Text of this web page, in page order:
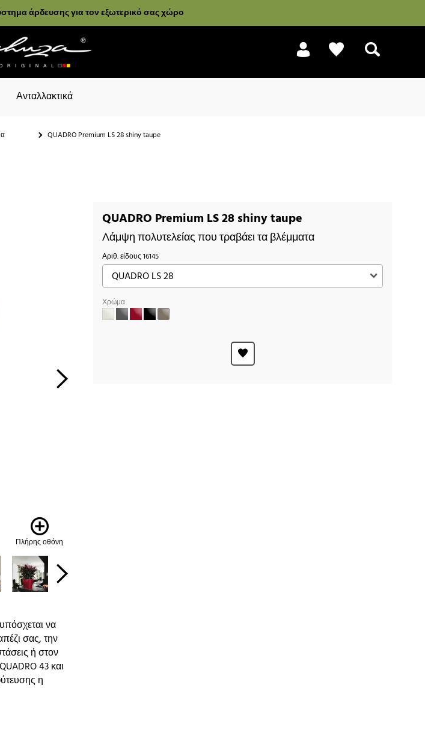
άρδευσης για τον εξωτερικό σας χώρο
Ανταλλακτικά
QUADRO Premium LS 28 shiny taupe
Πλήρης οθόνη
QUADRO Premium LS 28 shiny taupe
Λάμψη πολυτελείας που τραβάει τα βλέμματα
Αριθ. είδους16145
Χρώμα
να
σας, την
ή στον
43 και
η